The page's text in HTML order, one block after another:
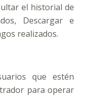
el historial de
Descargar e
realizados.
que estén
para operar